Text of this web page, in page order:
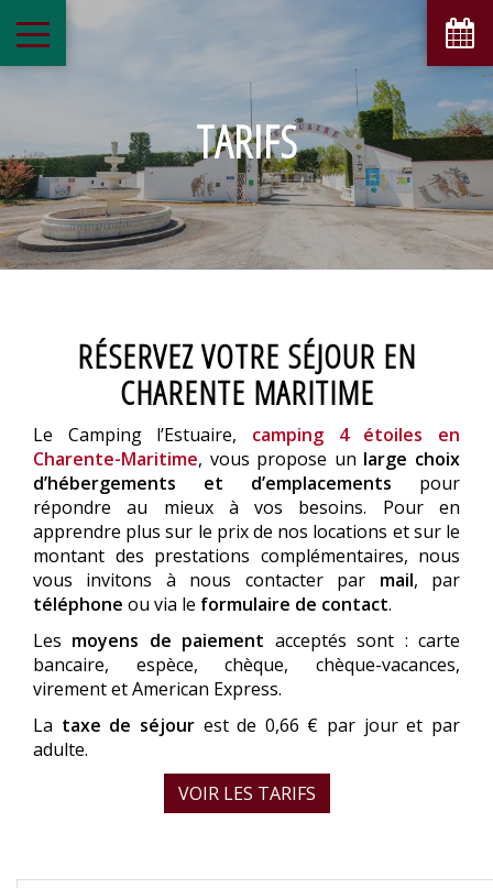
TARIFS
RÉSERVEZ VOTRE SÉJOUR EN
CHARENTE MARITIME
Le Camping l’Estuaire, camping 4 étoiles en
Charente-Maritime, vous propose un large choix
d’hébergements et d’emplacements pour
répondre au mieux à vos besoins. Pour en
apprendre plus sur le prix de nos locations et sur le
montant des prestations complémentaires, nous
vous invitons à nous contacter par mail, par
téléphone ou via le formulaire de contact.
Les moyens de paiement acceptés sont : carte
bancaire, espèce, chèque, chèque-vacances,
virement et American Express.
La taxe de séjourest de 0,66 € par jour et par
adulte.
VOIR LES TARIFS